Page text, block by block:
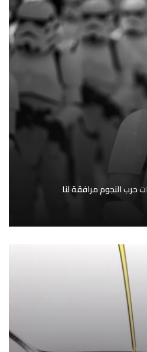
النجوم مرافقة لنا